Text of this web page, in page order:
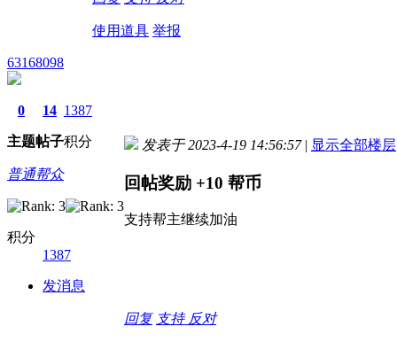
使用道具 举报
63168098
0
主题
14
帖子
1387
积分
普通帮众
积分
1387
发消息
发表于 2023-4-19 14:56:57 | 显示全部楼层
回帖奖励 +10 帮币
支持帮主继续加油
回复 支持 反对